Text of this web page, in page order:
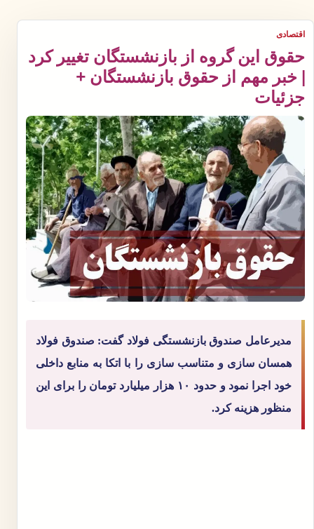
اقتصادی
حقوق این گروه از بازنشستگان تغییر کرد
| خبر مهم از حقوق بازنشستگان +
جزئیات
مدیرعامل صندوق بازنشستگی فولاد گفت: صندوق فولاد
همسان سازی و متناسب سازی را با اتکا به منابع داخلی
خود اجرا نمود و حدود ۱۰ هزار میلیارد تومان را برای این
منظور هزینه کرد.